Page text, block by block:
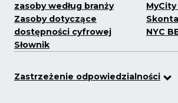
zasoby według branży
Zasoby dotyczące
dostępności cyfrowej
Słownik
NYC
Zastrzeżenie odpowiedzialności